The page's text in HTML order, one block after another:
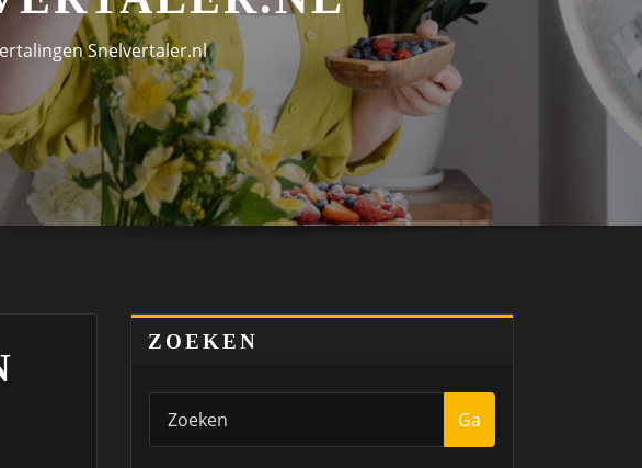
Snelvertaler.nl
ZOEKEN
Ga